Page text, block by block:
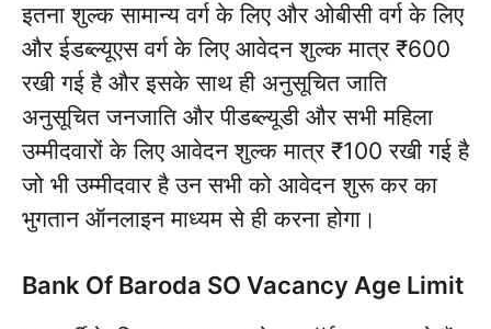
इतना शुल्क सामान्य वर्ग के लिए और ओबीसी वर्ग के लिए
और ईडब्ल्यूएस वर्ग के लिए आवेदन शुल्क मात्र ₹600
रखी गई है और इसके साथ ही अनुसूचित जाति
अनुसूचित जनजाति और पीडब्ल्यूडी और सभी महिला
उम्मीदवारों के लिए आवेदन शुल्क मात्र ₹100 रखी गई है
जो भी उम्मीदवार है उन सभी को आवेदन शुरू कर का
भुगतान ऑनलाइन माध्यम से ही करना होगा।
Bank Of Baroda SO Vacancy Age Limit